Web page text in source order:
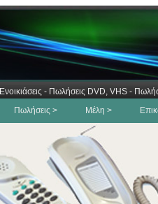
Ενοικιάσεις - Πωλήσεις DVD, VHS -
Πωλήσεις > Μέλη >